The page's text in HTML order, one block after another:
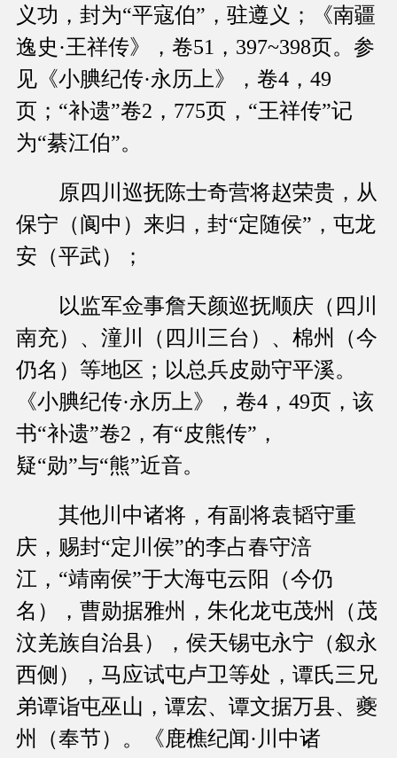
义功，封为“平寇伯”，驻遵义；《南疆
逸史·王祥传》，卷51，397~398页。参
见《小腆纪传·永历上》，卷4，49
页；“补遗”卷2，775页，“王祥传”记
为“綦江伯”。
原四川巡抚陈士奇营将赵荣贵，从
保宁（阆中）来归，封“定随侯”，屯龙
安（平武）；
以监军佥事詹天颜巡抚顺庆（四川
南充）、潼川（四川三台）、棉州（今
仍名）等地区；以总兵皮勋守平溪。
《小腆纪传·永历上》，卷4，49页，该
书“补遗”卷2，有“皮熊传”，
疑“勋”与“熊”近音。
其他川中诸将，有副将袁韬守重
庆，赐封“定川侯”的李占春守涪
江，“靖南侯”于大海屯云阳（今仍
名），曹勋据雅州，朱化龙屯茂州（茂
汶羌族自治县），侯天锡屯永宁（叙永
西侧），马应试屯卢卫等处，谭氏三兄
弟谭诣屯巫山，谭宏、谭文据万县、夔
州（奉节）。《鹿樵纪闻·川中诸